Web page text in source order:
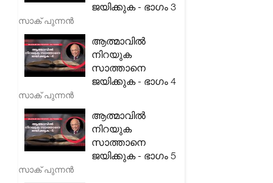
ജയിക്കുക - ഭാഗം 3
സാക് പുന്നൻ
ആത്മാവിൽ
നിറയുക
സാത്താനെ
ജയിക്കുക - ഭാഗം 4
സാക് പുന്നൻ
ആത്മാവിൽ
നിറയുക
സാത്താനെ
ജയിക്കുക - ഭാഗം 5
സാക് പുന്നൻ